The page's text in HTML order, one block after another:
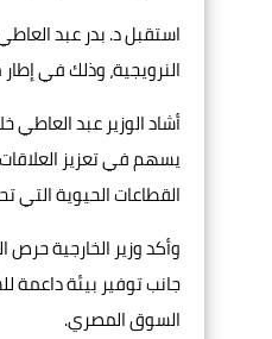
استقبل د. بدر عبد
النرويجية، وذلك في
أشاد الوزير عبد العاطي
يسهم في تعزيز
القطاعات الحيوية
وأكد وزير الخارجية
جانب توفير بيئة داعمة
السوق المصري.